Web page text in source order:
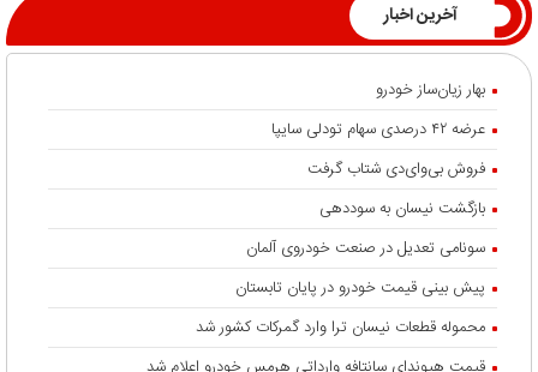
آخرین اخبار
بهار زیان‌ساز خودرو
عرضه ۴۲ درصدی سهام تودلی سایپا
فروش بی‌وای‌دی شتاب گرفت
بازگشت نیسان به سوددهی
سونامی تعدیل در صنعت خودروی آلمان
پیش بینی قیمت خودرو در پایان تابستان
محموله قطعات نیسان ترا وارد گمرکات کشور شد